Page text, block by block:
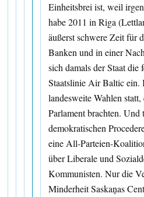
Einheitsbrei ist, weil
habe 2011 in Riga
äußerst schwere Zeit für
Banken und in einer
sich damals der Staat
Staatslinie Air Baltic ein.
landesweite Wahlen
Parlament brachten.
demokratischen
eine All-Parteien-
über Liberale und
Kommunisten. Nur die
Minderheit Saskaņas